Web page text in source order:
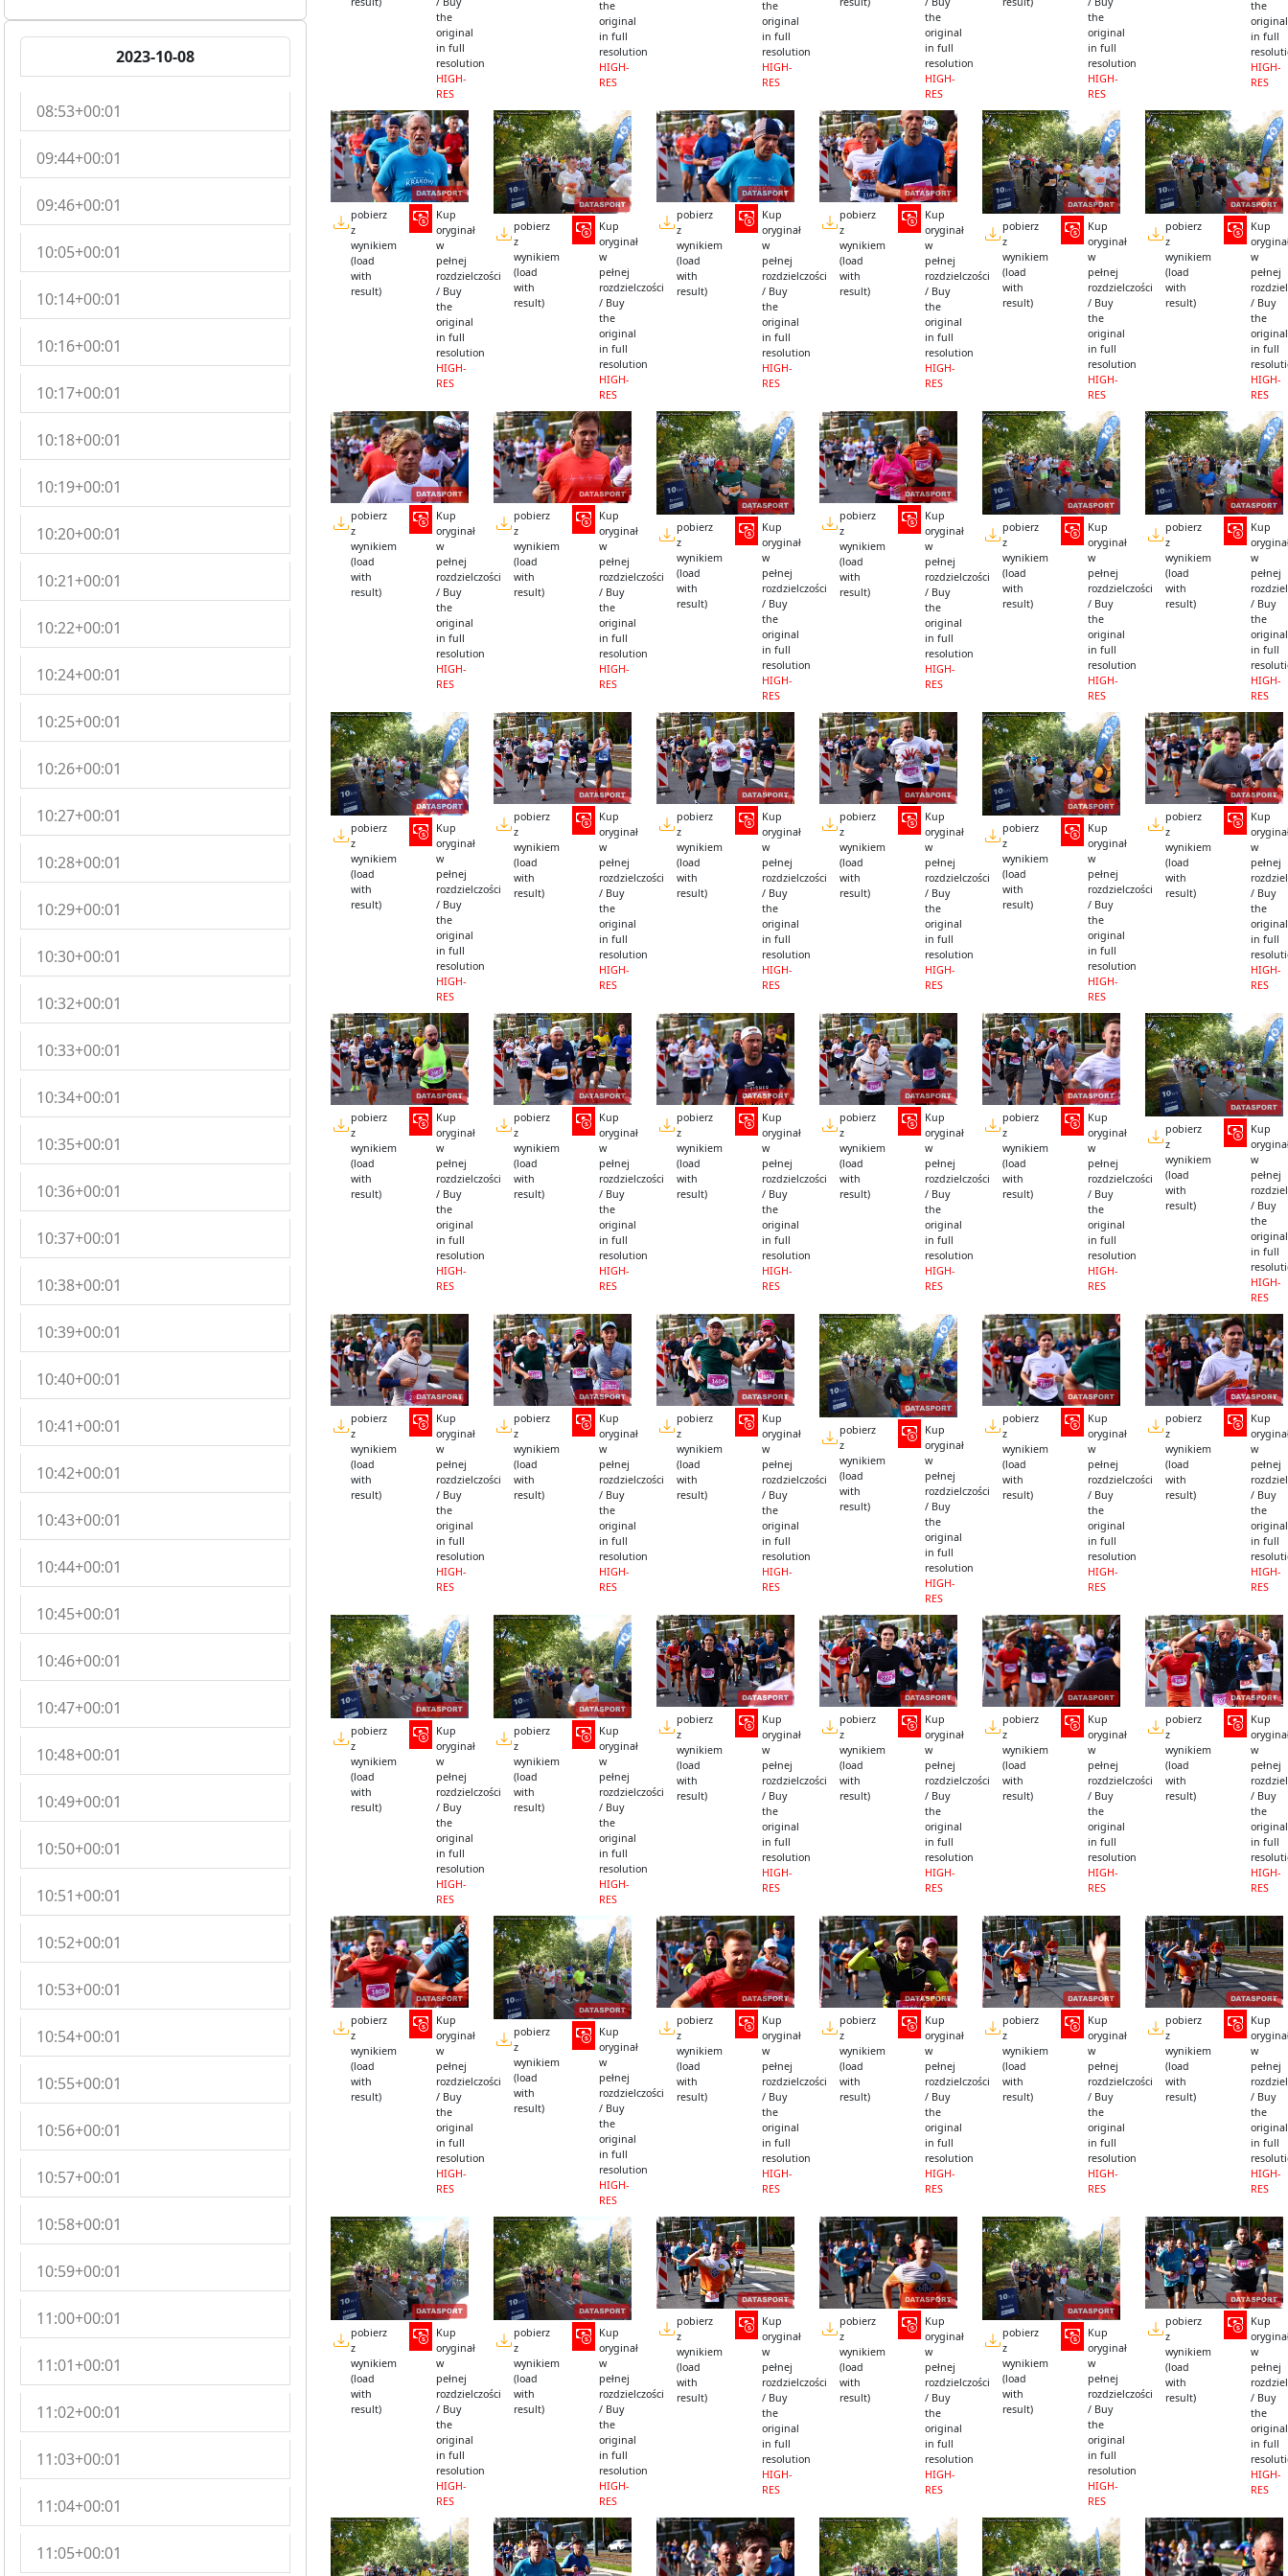
2023-10-08
08:53+00:01
09:44+00:01
09:46+00:01
10:05+00:01
10:14+00:01
10:16+00:01
10:17+00:01
10:18+00:01
10:19+00:01
10:20+00:01
10:21+00:01
10:22+00:01
10:24+00:01
10:25+00:01
10:26+00:01
10:27+00:01
10:28+00:01
10:29+00:01
10:30+00:01
10:32+00:01
10:33+00:01
10:34+00:01
10:35+00:01
10:36+00:01
10:37+00:01
10:38+00:01
10:39+00:01
10:40+00:01
10:41+00:01
10:42+00:01
10:43+00:01
10:44+00:01
10:45+00:01
10:46+00:01
10:47+00:01
10:48+00:01
10:49+00:01
10:50+00:01
10:51+00:01
10:52+00:01
10:53+00:01
10:54+00:01
10:55+00:01
10:56+00:01
10:57+00:01
10:58+00:01
10:59+00:01
11:00+00:01
11:01+00:01
11:02+00:01
11:03+00:01
11:04+00:01
11:05+00:01
the
original
in full
resolution
HIGH-
RES
the
original
in full
resolution
HIGH-
RES
the
original
in full
resolution
HIGH-
RES
the
original
in full
resolution
HIGH-
RES
the
original
in full
resolution
HIGH-
RES
the
original
in full
HIGH-
RES
pobierz
z
wynikiem
(load
with
result)
Kup
oryginał
w
pełnej
rozdzielczości
/ Buy
the
original
in full
resolution
HIGH-
RES
pobierz
z
wynikiem
(load
with
result)
Kup
oryginał
w
pełnej
rozdzielczości
/ Buy
the
original
in full
resolution
HIGH-
RES
pobierz
z
wynikiem
(load
with
result)
Kup
oryginał
w
pełnej
rozdzielczości
/ Buy
the
original
in full
resolution
HIGH-
RES
pobierz
z
wynikiem
(load
with
result)
Kup
oryginał
w
pełnej
rozdzielczości
/ Buy
the
original
in full
resolution
HIGH-
RES
pobierz
z
wynikiem
(load
with
result)
Kup
oryginał
w
pełnej
rozdzielczości
/ Buy
the
original
in full
resolution
HIGH-
RES
pobierz
z
wynikiem
(load
with
result)
Kup
w
pełnej
/ Buy
the
original
in full
HIGH-
RES
pobierz
z
wynikiem
(load
with
result)
Kup
oryginał
w
pełnej
rozdzielczości
/ Buy
the
original
in full
resolution
HIGH-
RES
pobierz
z
wynikiem
(load
with
result)
Kup
oryginał
w
pełnej
rozdzielczości
/ Buy
the
original
in full
resolution
HIGH-
RES
pobierz
z
wynikiem
(load
with
result)
Kup
oryginał
w
pełnej
rozdzielczości
/ Buy
the
original
in full
resolution
HIGH-
RES
pobierz
z
wynikiem
(load
with
result)
Kup
oryginał
w
pełnej
rozdzielczości
/ Buy
the
original
in full
resolution
HIGH-
RES
pobierz
z
wynikiem
(load
with
result)
Kup
oryginał
w
pełnej
rozdzielczości
/ Buy
the
original
in full
resolution
HIGH-
RES
pobierz
z
wynikiem
(load
with
result)
Kup
w
pełnej
/ Buy
the
original
in full
HIGH-
RES
pobierz
z
wynikiem
(load
with
result)
Kup
oryginał
w
pełnej
rozdzielczości
/ Buy
the
original
in full
resolution
HIGH-
RES
pobierz
z
wynikiem
(load
with
result)
Kup
oryginał
w
pełnej
rozdzielczości
/ Buy
the
original
in full
resolution
HIGH-
RES
pobierz
z
wynikiem
(load
with
result)
Kup
oryginał
w
pełnej
rozdzielczości
/ Buy
the
original
in full
resolution
HIGH-
RES
pobierz
z
wynikiem
(load
with
result)
Kup
oryginał
w
pełnej
rozdzielczości
/ Buy
the
original
in full
resolution
HIGH-
RES
pobierz
z
wynikiem
(load
with
result)
Kup
oryginał
w
pełnej
rozdzielczości
/ Buy
the
original
in full
resolution
HIGH-
RES
pobierz
z
wynikiem
(load
with
result)
Kup
w
pełnej
/ Buy
the
original
in full
HIGH-
RES
pobierz
z
wynikiem
(load
with
result)
Kup
oryginał
w
pełnej
rozdzielczości
/ Buy
the
original
in full
resolution
HIGH-
RES
pobierz
z
wynikiem
(load
with
result)
Kup
oryginał
w
pełnej
rozdzielczości
/ Buy
the
original
in full
resolution
HIGH-
RES
pobierz
z
wynikiem
(load
with
result)
Kup
oryginał
w
pełnej
rozdzielczości
/ Buy
the
original
in full
resolution
HIGH-
RES
pobierz
z
wynikiem
(load
with
result)
Kup
oryginał
w
pełnej
rozdzielczości
/ Buy
the
original
in full
resolution
HIGH-
RES
pobierz
z
wynikiem
(load
with
result)
Kup
oryginał
w
pełnej
rozdzielczości
/ Buy
the
original
in full
resolution
HIGH-
RES
pobierz
z
wynikiem
(load
with
result)
Kup
w
pełnej
/ Buy
the
original
in full
HIGH-
RES
pobierz
z
wynikiem
(load
with
result)
Kup
oryginał
w
pełnej
rozdzielczości
/ Buy
the
original
in full
resolution
HIGH-
RES
pobierz
z
wynikiem
(load
with
result)
Kup
oryginał
w
pełnej
rozdzielczości
/ Buy
the
original
in full
resolution
HIGH-
RES
pobierz
z
wynikiem
(load
with
result)
Kup
oryginał
w
pełnej
rozdzielczości
/ Buy
the
original
in full
resolution
HIGH-
RES
pobierz
z
wynikiem
(load
with
result)
Kup
oryginał
w
pełnej
rozdzielczości
/ Buy
the
original
in full
resolution
HIGH-
RES
pobierz
z
wynikiem
(load
with
result)
Kup
oryginał
w
pełnej
rozdzielczości
/ Buy
the
original
in full
resolution
HIGH-
RES
pobierz
z
wynikiem
(load
with
result)
Kup
w
pełnej
/ Buy
the
original
in full
HIGH-
RES
pobierz
z
wynikiem
(load
with
result)
Kup
oryginał
w
pełnej
rozdzielczości
/ Buy
the
original
in full
resolution
HIGH-
RES
pobierz
z
wynikiem
(load
with
result)
Kup
oryginał
w
pełnej
rozdzielczości
/ Buy
the
original
in full
resolution
HIGH-
RES
pobierz
z
wynikiem
(load
with
result)
Kup
oryginał
w
pełnej
rozdzielczości
/ Buy
the
original
in full
resolution
HIGH-
RES
pobierz
z
wynikiem
(load
with
result)
Kup
oryginał
w
pełnej
rozdzielczości
/ Buy
the
original
in full
resolution
HIGH-
RES
pobierz
z
wynikiem
(load
with
result)
Kup
oryginał
w
pełnej
rozdzielczości
/ Buy
the
original
in full
resolution
HIGH-
RES
pobierz
z
wynikiem
(load
with
result)
Kup
w
pełnej
/ Buy
the
original
in full
HIGH-
RES
pobierz
z
wynikiem
(load
with
result)
Kup
oryginał
w
pełnej
rozdzielczości
/ Buy
the
original
in full
resolution
HIGH-
RES
pobierz
z
wynikiem
(load
with
result)
Kup
oryginał
w
pełnej
rozdzielczości
/ Buy
the
original
in full
resolution
HIGH-
RES
pobierz
z
wynikiem
(load
with
result)
Kup
oryginał
w
pełnej
rozdzielczości
/ Buy
the
original
in full
resolution
HIGH-
RES
pobierz
z
wynikiem
(load
with
result)
Kup
oryginał
w
pełnej
rozdzielczości
/ Buy
the
original
in full
resolution
HIGH-
RES
pobierz
z
wynikiem
(load
with
result)
Kup
oryginał
w
pełnej
rozdzielczości
/ Buy
the
original
in full
resolution
HIGH-
RES
pobierz
z
wynikiem
(load
with
result)
Kup
w
pełnej
/ Buy
the
original
in full
HIGH-
RES
pobierz
z
wynikiem
(load
with
result)
Kup
oryginał
w
pełnej
rozdzielczości
/ Buy
the
original
in full
resolution
HIGH-
RES
pobierz
z
wynikiem
(load
with
result)
Kup
oryginał
w
pełnej
rozdzielczości
/ Buy
the
original
in full
resolution
HIGH-
RES
pobierz
z
wynikiem
(load
with
result)
Kup
oryginał
w
pełnej
rozdzielczości
/ Buy
the
original
in full
resolution
HIGH-
RES
pobierz
z
wynikiem
(load
with
result)
Kup
oryginał
w
pełnej
rozdzielczości
/ Buy
the
original
in full
resolution
HIGH-
RES
pobierz
z
wynikiem
(load
with
result)
Kup
oryginał
w
pełnej
rozdzielczości
/ Buy
the
original
in full
resolution
HIGH-
RES
pobierz
z
wynikiem
(load
with
result)
Kup
w
pełnej
/ Buy
the
original
in full
HIGH-
RES